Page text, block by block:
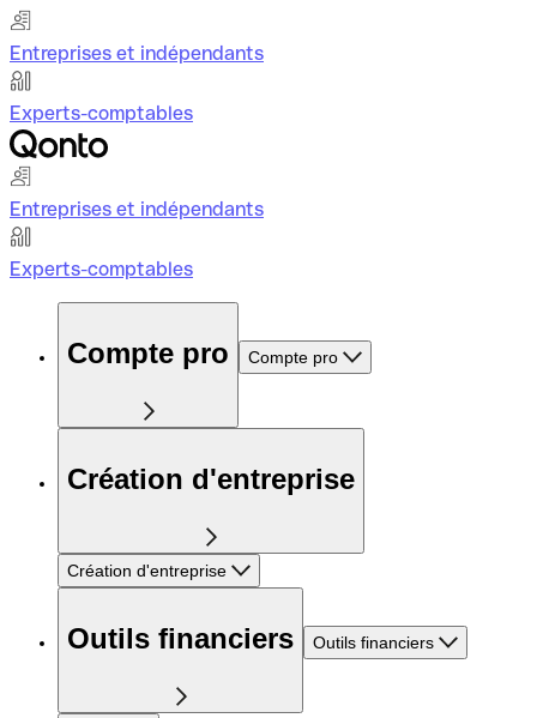
Entreprises et indépendants
Experts-comptables
Entreprises et indépendants
Experts-comptables
Compte pro Compte pro
Création d'entreprise
Création d'entreprise
Outils financiers Outils financiers